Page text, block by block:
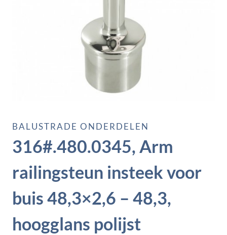
BALUSTRADE ONDERDELEN
316#.480.0345, Arm
railingsteun insteek voor
buis 48,3×2,6 – 48,3,
hoogglans polijst